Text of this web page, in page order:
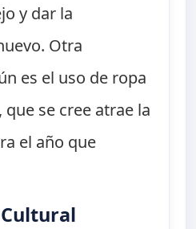
y dar la
Otra
es el uso de ropa
se cree atrae la
el año que